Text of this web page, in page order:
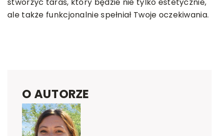
stworzyć taras, który będzie nie tylko estetycznie,
ale także funkcjonalnie spełniał Twoje oczekiwania.
O AUTORZE